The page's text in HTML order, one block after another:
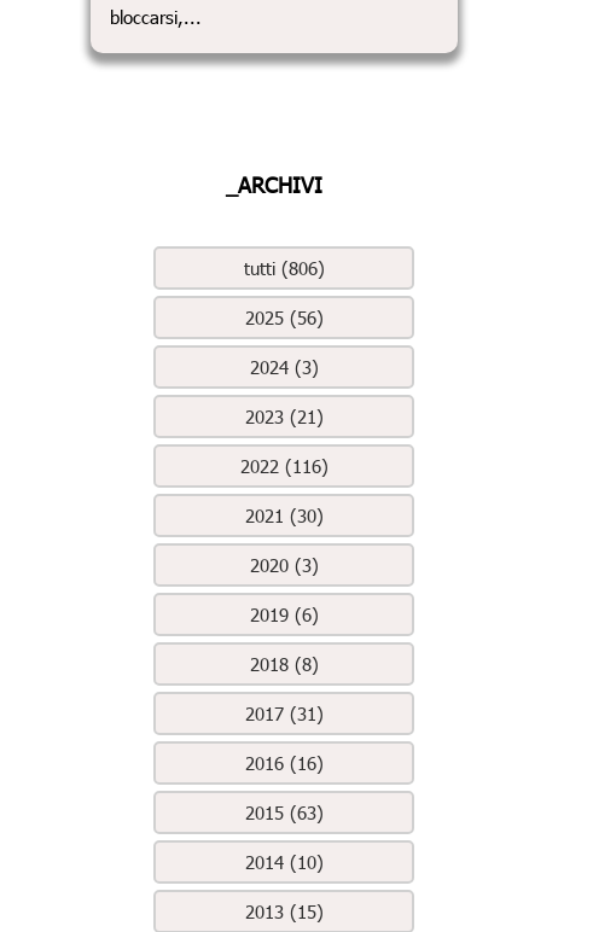
bloccarsi,...
_ARCHIVI
tutti (806)
2025 (56)
2024 (3)
2023 (21)
2022 (116)
2021 (30)
2020 (3)
2019 (6)
2018 (8)
2017 (31)
2016 (16)
2015 (63)
2014 (10)
2013 (15)